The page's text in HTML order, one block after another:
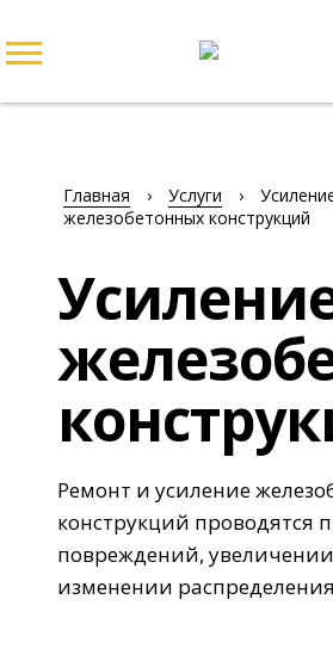
Главная › Услуги ›
железобетонных конструкций
Ремонт и усиление
конструкций проводятся
повреждений,
изменении